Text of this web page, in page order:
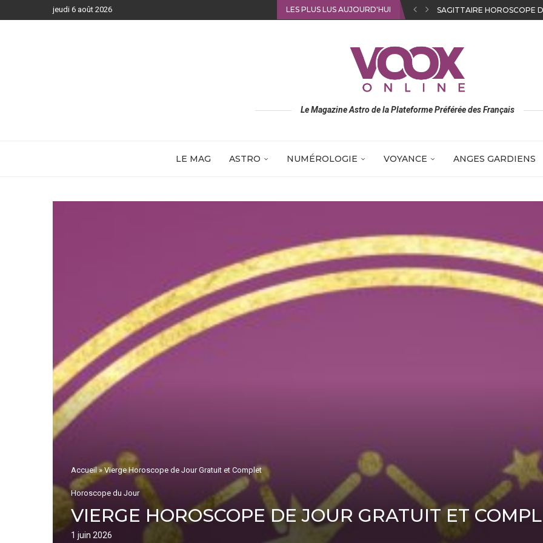
jeudi 6 août 2026 LES PLUS LUS AUJOURD'HUI LE SIGNE DU SCORPION EN
Le Magazine Astro de la Plateforme Préférée des Français
LE MAG ASTRO NUMÉROLOGIE VOYANCE ANGES GARDIENS
Accueil»Vierge Horoscope de Jour Gratuit et Complet
Horoscope du Jour
VIERGE HOROSCOPE DE JOUR GRATUIT ET
1 juin 2026